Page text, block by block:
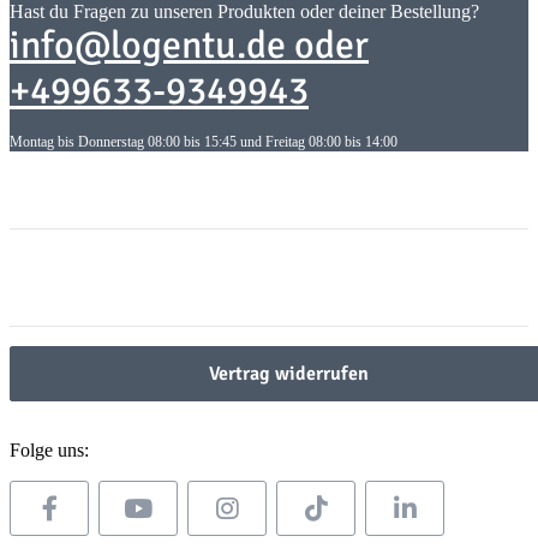
Hast du Fragen zu unseren Produkten oder deiner Bestellung?
info@logentu.de oder
+499633-9349943
Montag bis Donnerstag 08:00 bis 15:45 und Freitag 08:00 bis 14:00
Vertrag widerrufen
Folge uns: